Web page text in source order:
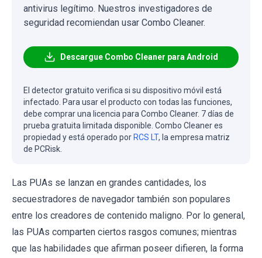
antivirus legítimo. Nuestros investigadores de
seguridad recomiendan usar Combo Cleaner.
Descargue Combo Cleaner para Android
El detector gratuito verifica si su dispositivo móvil está
infectado. Para usar el producto con todas las funciones,
debe comprar una licencia para Combo Cleaner. 7 días de
prueba gratuita limitada disponible. Combo Cleaner es
propiedad y está operado por RCS LT, la empresa matriz
de PCRisk.
Las PUAs se lanzan en grandes cantidades, los
secuestradores de navegador también son populares
entre los creadores de contenido maligno. Por lo general,
las PUAs comparten ciertos rasgos comunes; mientras
que las habilidades que afirman poseer difieren, la forma